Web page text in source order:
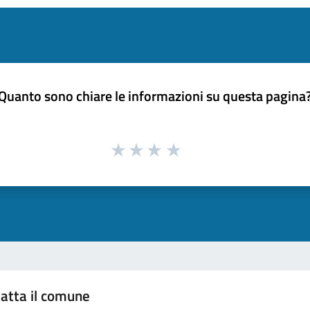
sono chiare le informazioni su questa
il comune